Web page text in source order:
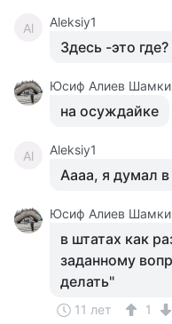
Al Aleksiy1
Здесь -это где?
Юсиф Алиев
на осуждайке
Al Aleksiy1
Аааа, я думал
Юсиф Алиев
в штатах как
заданному
делать"
11 лет 1